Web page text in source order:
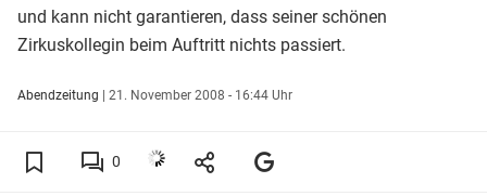
und kann nicht garantieren, dass seiner schönen
Zirkuskollegin beim Auftritt nichts passiert.
Abendzeitung | 21. November 2008 - 16:44 Uhr
0